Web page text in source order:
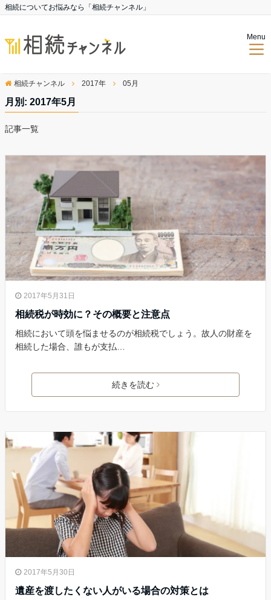
相続についてお悩みなら「相続チャンネル」
Menu
相続チャンネル 2017年 05月
月別: 2017年5月
記事一覧
2017年5月31日
相続税が時効に？その概要と注意点
相続において頭を悩ませるのが相続税でしょう。故人の財産を
相続した場合、誰もが支払…
続きを読む
2017年5月30日
遺産を渡したくない人がいる場合の対策とは